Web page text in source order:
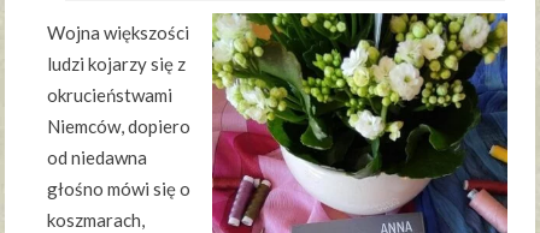
Wojna większości
ludzi kojarzy się z
okrucieństwami
Niemców, dopiero
od niedawna
głośno mówi się o
koszmarach,